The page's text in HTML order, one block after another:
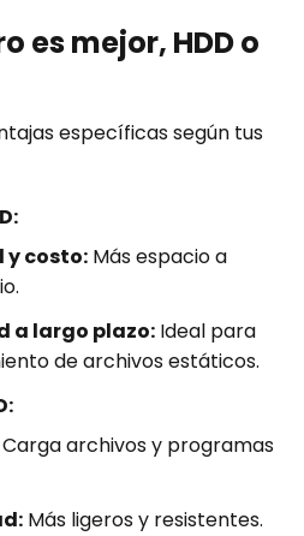
es mejor, HDD o
específicas según tus
y costo: Más espacio a
a largo plazo: Ideal para
de archivos estáticos.
Carga archivos y programas
Más ligeros y resistentes.